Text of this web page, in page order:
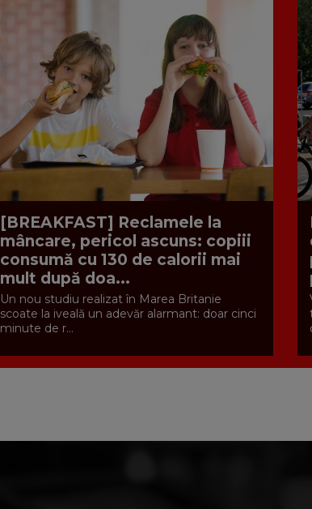
[BREAKFAST] Reclamele la
mâncare, pericol ascuns: copiii
consumă cu 130 de calorii mai
mult după doa...
Un nou studiu realizat în Marea Britanie
scoate la iveală un adevăr alarmant: doar cinci
minute de r...